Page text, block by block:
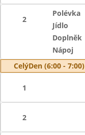
2
Polévka
Jídlo
Doplněk
Nápoj
CelýDen (6:00 - 7:00)
1
2